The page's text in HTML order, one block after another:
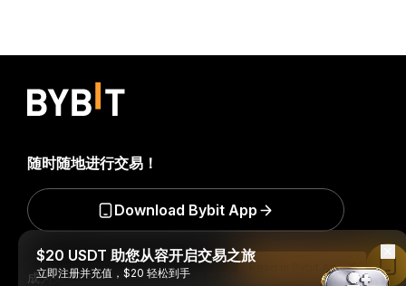
成为第一个获得加密货币世界重要见解和分析的人：立即申购
随时随地进行交易！
Download Bybit App
$20 USDT 助您从容开启交易之旅
立即注册并充值，$20 轻松到手 Read in Bybit App